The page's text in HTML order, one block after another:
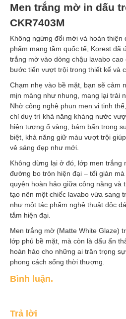
Men trắng mờ in dấu
CKR7403M
Không ngừng đổi mới và hoàn thiện
phẩm mang tầm quốc tế, Korest đã
trắng mờ vào dòng chậu lavabo cao
bước tiến vượt trội trong thiết kế và
Chạm nhẹ vào bề mặt, bạn sẽ cảm
mịn màng như nhung, mang lại trải
Nhờ công nghệ phun men vi tinh
chỉ duy trì khả năng kháng nước
hiện tượng ố vàng, bám bẩn trong
biệt, khả năng giữ màu vượt trội
vẻ sáng đẹp như mới.
Không dừng lại ở đó, lớp men trắng
đường bo tròn hiện đại – tối giản
quyện hoàn hảo giữa công năng và
tạo nên một chiếc lavabo vừa sang
như một tác phẩm nghệ thuật độc
tắm hiện đại.
Men trắng mờ (Matte White Glaze)
lớp phủ bề mặt, mà còn là dấu ấn
hoàn hảo cho những ai trân trọng
phong cách sống thời thượng.
Bình luận.
Trả lời